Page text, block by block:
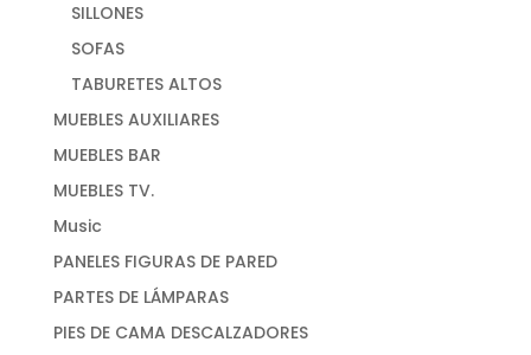
SILLONES
SOFAS
TABURETES ALTOS
MUEBLES AUXILIARES
MUEBLES BAR
MUEBLES TV.
Music
PANELES FIGURAS DE PARED
PARTES DE LÁMPARAS
PIES DE CAMA DESCALZADORES